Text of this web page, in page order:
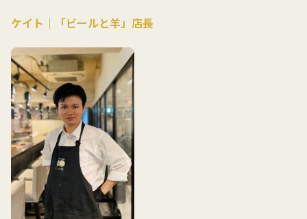
ケイト｜「ビールと羊」店長